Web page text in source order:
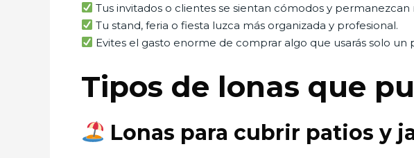
Tus invitados o clientes se sientan cómodos y permanezcan
Tu stand, feria o fiesta luzca más organizada y profesional.
Evites el gasto enorme de comprar algo que usarás solo un
Tipos de lonas que
Lonas para cubrir patios y